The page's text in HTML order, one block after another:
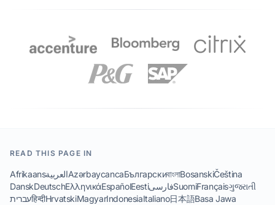
READ THIS PAGE IN
AfrikaansالعربيةAzərbaycancaБългарскиবাংলাBosanskiČeština
DanskDeutschΕλληνικάEspañolEestiفارسیSuomiFrançaisગુજરાતી
עבריתहिन्दीHrvatskiMagyarIndonesiaItaliano日本語Basa Jawa